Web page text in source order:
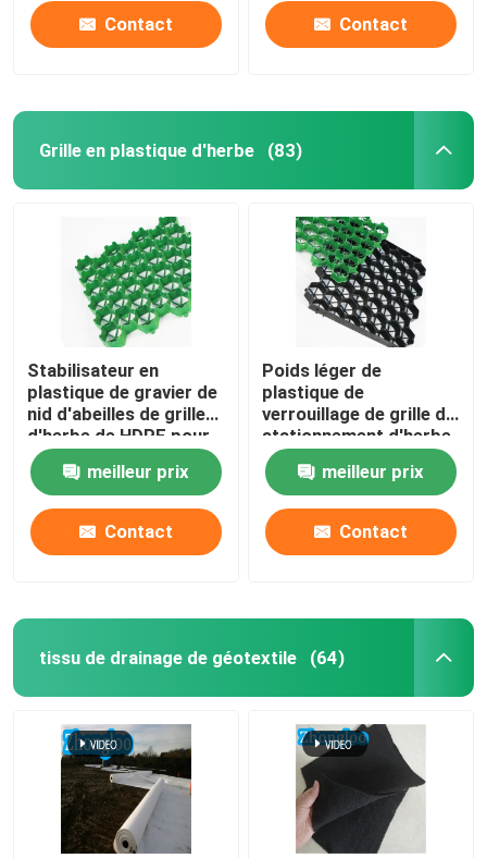
Contact Contact
Grille en plastique d'herbe (83)
Stabilisateur en
plastique de gravier de
nid d'abeilles de grille
d'herbe de HDPE pour
le parking de paysage
meilleur prix
Contact
Poids léger de
plastique de
verrouillage de grille de
stationnement d'herbe
de machines à paver de
grille de Geomeilleur prix
Contact
tissu de drainage de géotextile (64)